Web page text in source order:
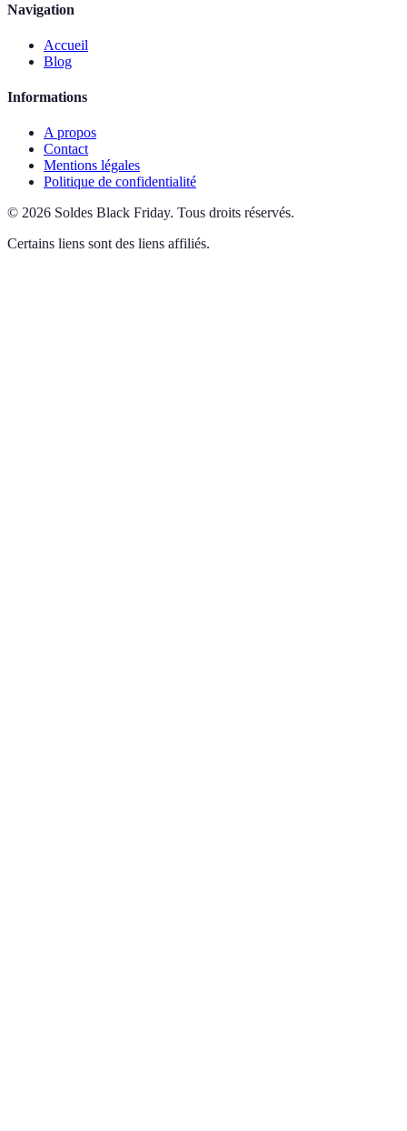
Navigation
Accueil
Blog
Informations
A propos
Contact
Mentions légales
Politique de confidentialité
© 2026 Soldes Black Friday. Tous droits réservés.
Certains liens sont des liens affiliés.